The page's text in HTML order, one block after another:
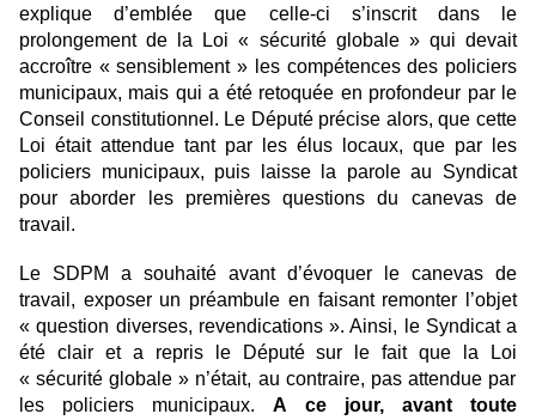
explique d’emblée que celle-ci s’inscrit dans le
prolongement de
la Loi « sécurité globale » qui devait
accroître « sensiblement » les compétences des policiers
municipaux, mais qui a été retoquée en profondeur par le
Conseil constitutionnel. Le Député précise alors, que cette
Loi était attendue tant par les élus locaux, que par les
policiers municipaux, puis laisse la parole au Syndicat
pour aborder les premières questions du canevas de
travail.
Le SDPM a souhaité avant d’évoquer le canevas de
travail, exposer un préambule en faisant remonter l’objet
« question diverses, revendications ». Ainsi, le Syndicat a
été clair et a repris le Député sur le fait que
la Loi
« sécurité globale » n’était, au contraire, pas attendue par
les policiers municipaux.A ce jour, avant toute